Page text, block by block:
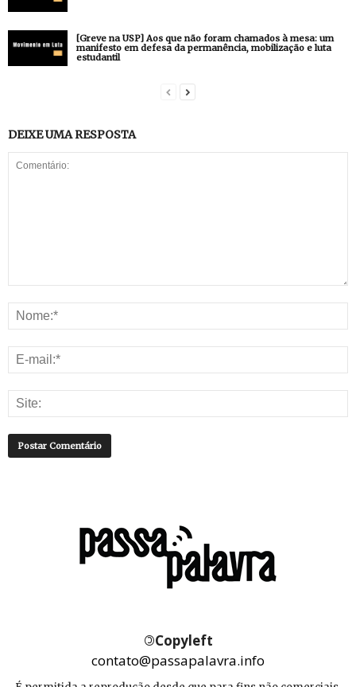
[Greve na USP] Aos que não foram chamados à mesa: um
manifesto em defesa da permanência, mobilização e luta
estudantil
DEIXE UMA RESPOSTA
©Copyleft
contato@passapalavra.info